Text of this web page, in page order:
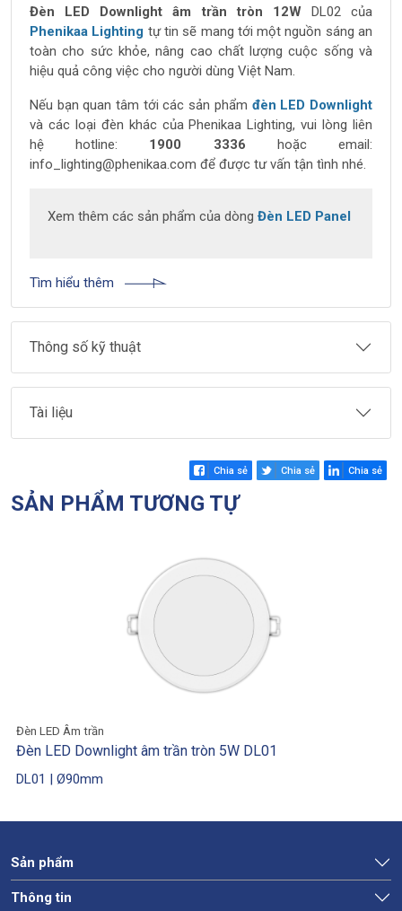
Đèn LED Downlight âm trần tròn 12W DL02 của
Phenikaa Lighting tự tin sẽ mang tới một nguồn sáng an
toàn cho sức khỏe, nâng cao chất lượng cuộc sống và
hiệu quả công việc cho người dùng Việt Nam.
Nếu bạn quan tâm tới các sản phẩm đèn LED Downlight
và các loại đèn khác của Phenikaa Lighting, vui lòng liên
hệ hotline: 1900 3336 hoặc email:
info_lighting@phenikaa.com để được tư vấn tận tình nhé.
Xem thêm các sản phẩm của dòng Đèn LED Panel
Tìm hiểu thêm
Thông số kỹ thuật
Tài liệu
Chia sẻ Chia sẻ Chia sẻ
SẢN PHẨM TƯƠNG TỰ
Đèn LED Âm trần
Đèn LED Downlight âm trần tròn 5W DL01
DL01 | Ø90mm
Sản phẩm
Thông tin